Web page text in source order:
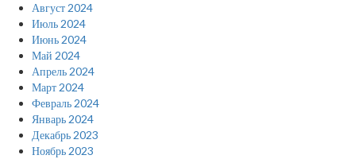
Август 2024
Июль 2024
Июнь 2024
Май 2024
Апрель 2024
Март 2024
Февраль 2024
Январь 2024
Декабрь 2023
Ноябрь 2023